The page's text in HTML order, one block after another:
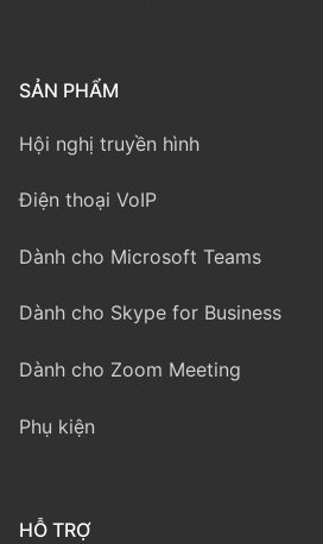
SẢN PHẨM
Hội nghị truyền hình
Điện thoại VoIP
Dành cho Microsoft Teams
Dành cho Skype for Business
Dành cho Zoom Meeting
Phụ kiện
HỖ TRỢ